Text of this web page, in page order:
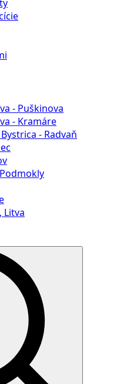
- Puškinova
- Kramáre
- Radvaň
Litva
Search